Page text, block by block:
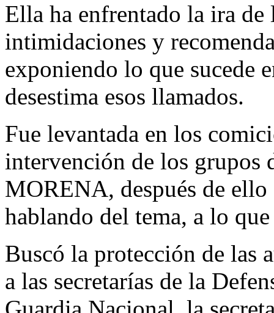
Ella ha enfrentado la ira de
intimidaciones y
exponiendo lo que sucede
desestima esos llamados.
Fue levantada en los
intervención de los grupos
MORENA, después de
hablando del tema, a lo
Buscó la protección de las
a las secretarías de la